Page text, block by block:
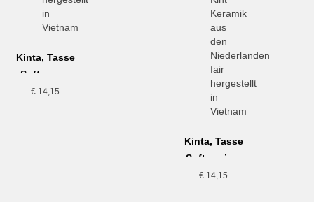
Kinta, Tasse
Soft, grau-
braun
€ 14,15
Kinta, Tasse
Soft, weiss-
gesprenkelt
€ 14,15